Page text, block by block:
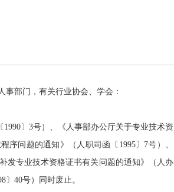
部门，有关行业协会、学会：
1990 〕 3号）、《人事部办公厅关于专业技术资
序问题的通知》（人职司函〔 1995〕 7号）、
发专业技术资格证书有关问题的通知》（人办
〕 40号）同时废止。